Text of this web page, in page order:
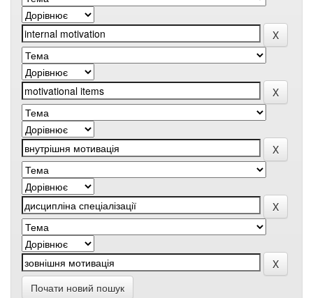
Почати новий пошук